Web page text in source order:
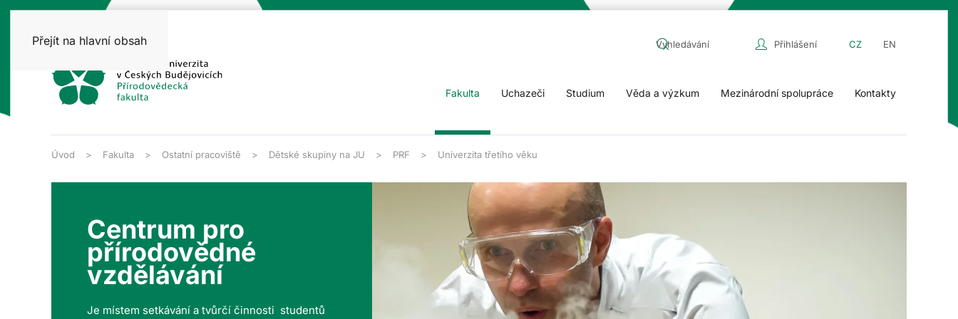
Přejít na hlavní obsah Přihlášení CZ EN
Fakulta Uchazeči Studium Věda a výzkum Mezinárodní spolupráce Kontakty
Úvod Fakulta Ostatní pracoviště Dětské skupiny na JU PRF Univerzita třetího věku
Centrum pro
přírodovědné
vzdělávání
Je místem setkávání a tvůrčí činnosti studentů